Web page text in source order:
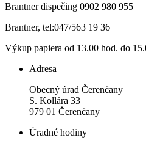
Brantner dispečing 0902 980 955
Brantner, tel:047/563 19 36
Výkup papiera od 13.00 hod. do
Adresa
Obecný úrad Čerenčany
S. Kollára 33
979 01 Čerenčany
Úradné hodiny